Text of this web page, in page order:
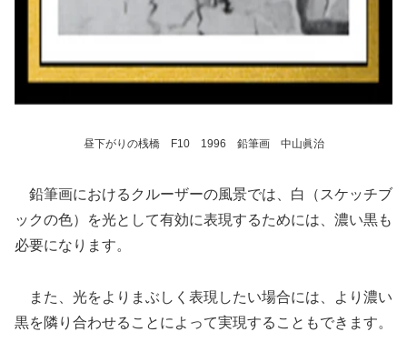
昼下がりの桟橋 F10 1996 鉛筆画 中山眞治
鉛筆画におけるクルーザーの風景では、白（スケッチブ
ックの色）を光として有効に表現するためには、濃い黒も
必要になります。
また、光をよりまぶしく表現したい場合には、より濃い
黒を隣り合わせることによって実現することもできます。